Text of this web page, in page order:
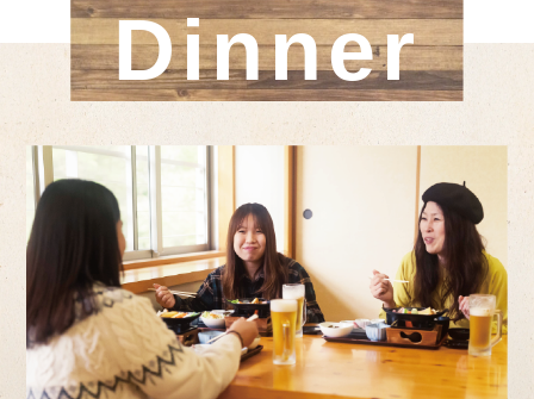
Dinner